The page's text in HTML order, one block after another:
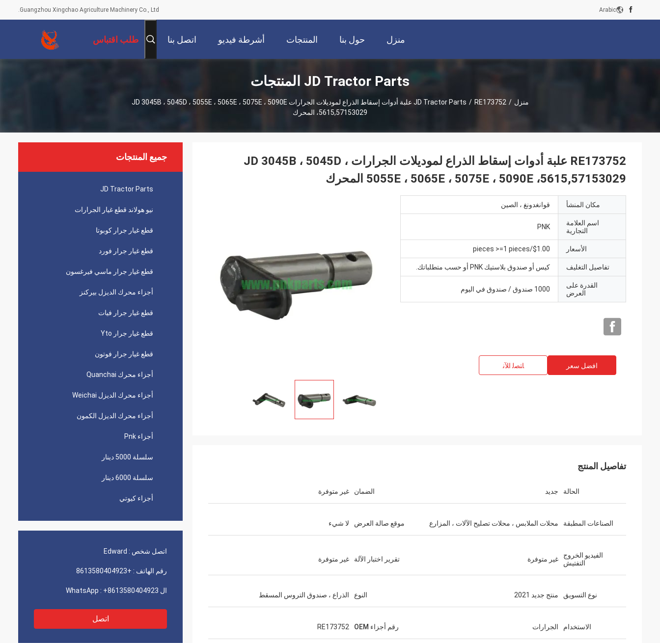
Guangzhou Xingchao Agriculture Machinery Co., Ltd. Arabic
منزل حول بنا المنتجات أشرطة فيديو اتصل بنا طلب اقتباس
JD Tractor Parts المنتجات
منزل /
JD Tractor Parts /
RE173752 علبة أدوات إسقاط الذراع لموديلات الجرارات JD 3045B ، 5045D ، 5055E ، 5065E ، 5075E ، 5090E
،5615,57153029 المحرك
جميع المنتجات
JD Tractor Parts
نيو هولاند قطع غيار الجرارات
قطع غيار جرار كوبوتا
قطع غيار جرار فورد
قطع غيار جرار ماسي فيرغسون
أجزاء محرك الديزل بيركنز
قطع غيار جرار فيات
قطع غيار جرار Yto
قطع غيار جرار فوتون
أجزاء محرك Quanchai
أجزاء محرك الديزل Weichai
أجزاء محرك الديزل الكمون
أجزاء Pnk
سلسلة 5000 دينار
سلسلة 6000 دينار
أجزاء كيوتي
اتصل شخص : Edward
رقم الهاتف : +8613580404923
ال WhatsApp : +8613580404923
اتصل
RE173752 علبة أدوات إسقاط الذراع لموديلات الجرارات JD 3045B ، 5045D ،
5055E ، 5065E ، 5075E ، 5090E ،5615,57153029 المحرك
مكان المنشأ قوانغدونغ ، الصين
اسم العلامة
التجارية
PNK
الأسعار $1.00/pieces >=1 pieces
تفاصيل التغليف كيس أو صندوق بلاستيك PNK أو حسب متطلباتك.
القدرة على
العرض
1000 صندوق / صندوق في اليوم
افضل سعر ﺎﺘﺼﻟ ﺍﻶﻧ
تفاصيل المنتج
الحالة جديد الضمان غير متوفرة
الصناعات المطبقة محلات الملابس ، محلات تصليح الآلات ، المزارع موقع صالة العرض لا شيء
الفيديو الخروج
التفتيش
غير متوفرة تقرير اختبار الآلة غير متوفرة
نوع التسويق منتج جديد 2021 النوع الذراع ، صندوق التروس المسقط
الاستخدام الجرارات رقم أجزاء OEM RE173752